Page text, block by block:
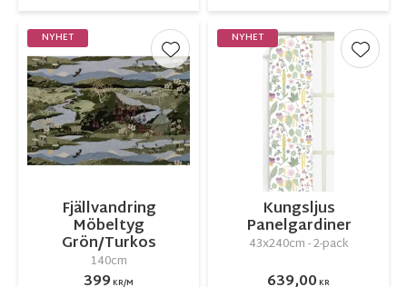
Fjällvandring
Möbeltyg
Grön/Turkos
140cm
KR/M
NYHET
Lägg till i favoriter
Kungsljus
Panelgardiner
43x240cm - 2-pack
KR
NYHET
Lägg